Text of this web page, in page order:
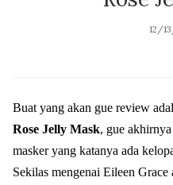
12/
Buat yang akan gue review
Rose Jelly Mask, gue
masker yang katanya ada
Sekilas mengenai Eileen Grace